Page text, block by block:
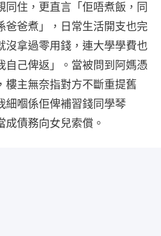
同住，更直言「佢唔煮飯，同
爸爸煮」，日常生活開支也完
沒拿過零用錢，連大學學費也
自己俾返」。當被問到阿媽憑
樓主無奈指對方不斷重提舊
細嗰係佢俾補習錢同學琴
債務向女兒索償。